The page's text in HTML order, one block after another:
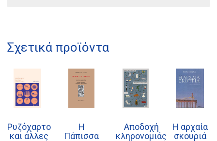
Σχετικά προϊόντα
Ρυζόχαρτο
και άλλες
Η
Πάπισσα
Αποδοχή
κληρονομιάς
Η αρχαία
σκουριά
kombrai.bs@gmail.com
Πολιτική προστασίας δεδομένων
Πολιτική επιστροφών
Όροι χρήσης